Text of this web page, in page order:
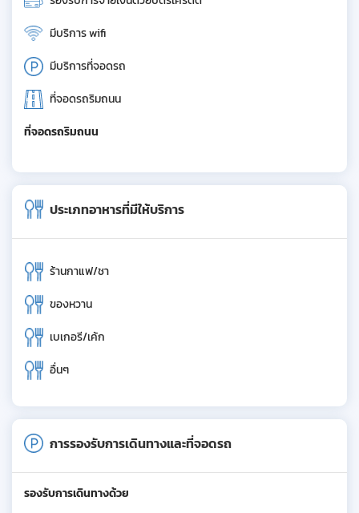
มีบริการ wifi
มีบริการที่จอดรถ
ที่จอดรถริมถนน
ที่จอดรถริมถนน
ประเภทอาหารที่มีให้บริการ
ร้านกาแฟ/ชา
ของหวาน
เบเกอรี/เค้ก
อื่นๆ
การรองรับการเดินทางและที่จอดรถ
รองรับการเดินทางด้วย